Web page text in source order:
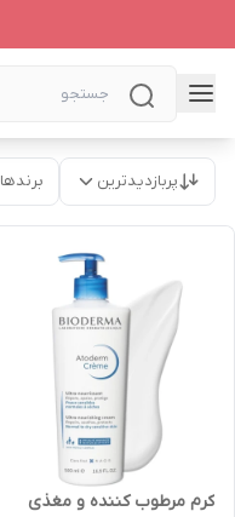
پربازدیدترین برندها
کرم مرطوب کننده و مغذی